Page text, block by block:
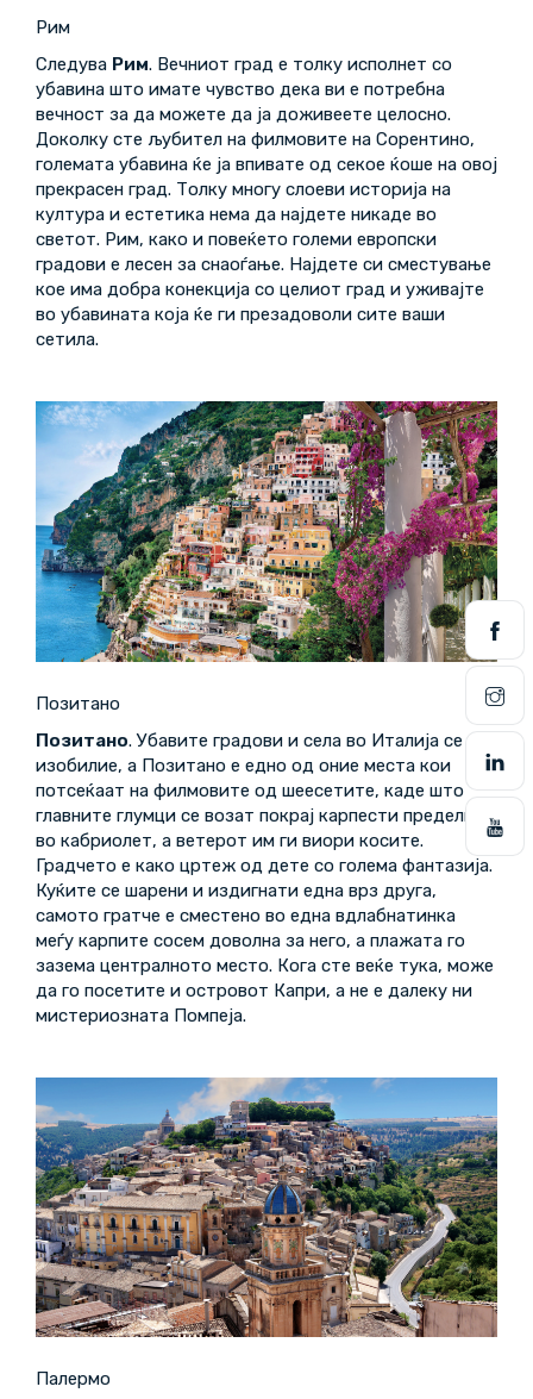
Рим
Следува Рим. Вечниот град е толку исполнет со
убавина што имате чувство дека ви е потребна
вечност за да можете да ја доживеете целосно.
Доколку сте љубител на филмовите на Сорентино,
големата убавина ќе ја впивате од секое ќоше на овој
прекрасен град. Толку многу слоеви историја на
култура и естетика нема да најдете никаде во
светот. Рим, како и повеќето големи европски
градови е лесен за снаоѓање. Најдете си сместување
кое има добра конекција со целиот град и уживајте
во убавината која ќе ги презадоволи сите ваши
сетила.
Позитано
Позитано. Убавите градови и села во Италија се во
изобилие, а Позитано е едно од оние места кои
потсеќаат на филмовите од шеесетите, каде што
главните глумци се возат покрај карпести предели
во кабриолет, а ветерот им ги виори косите.
Градчето е како цртеж од дете со голема фантазија.
Куќите се шарени и издигнати една врз друга,
самото гратче е сместено во една вдлабнатинка
меѓу карпите сосем доволна за него, а плажата го
зазема централното место. Кога сте веќе тука, може
да го посетите и островот Капри, а не е далеку ни
мистериозната Помпеја.
Палермо